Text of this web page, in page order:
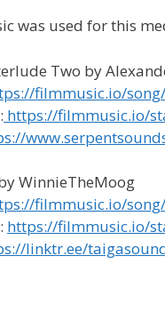
was used for this
Two by
filmmusic.io/
https://filmmusic.io/
WinnieTheMoog
filmmusic.io/
https://filmmusic.io/
linktr.ee/